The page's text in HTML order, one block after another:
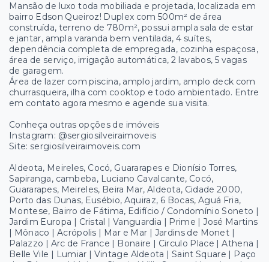
Mansão de luxo toda mobiliada e projetada, localizada em
bairro Edson Queiroz! Duplex com 500m² de área
construída, terreno de 780m², possui ampla sala de estar
e jantar, ampla varanda bem ventilada, 4 suítes,
dependência completa de empregada, cozinha espaçosa,
área de serviço, irrigação automática, 2 lavabos, 5 vagas
de garagem.
Área de lazer com piscina, amplo jardim, amplo deck com
churrasqueira, ilha com cooktop e todo ambientado. Entre
em contato agora mesmo e agende sua visita.
Conheça outras opções de imóveis
Instagram: @sergiosilveiraimoveis
Site: sergiosilveiraimoveis.com
Aldeota, Meireles, Cocó, Guararapes e Dionísio Torres,
Sapiranga, cambeba, Luciano Cavalcante, Cocó,
Guararapes, Meireles, Beira Mar, Aldeota, Cidade 2000,
Porto das Dunas, Eusébio, Aquiraz, 6 Bocas, Aguá Fria,
Montese, Bairro de Fátima, Edifício / Condomínio Soneto |
Jardim Europa | Cristal | Vanguardia | Prime | José Martins
| Mônaco | Acrópolis | Mar e Mar | Jardins de Monet |
Palazzo | Arc de France | Bonaire | Circulo Place | Athena |
Belle Vile | Lumiar | Vintage Aldeota | Saint Square | Paço